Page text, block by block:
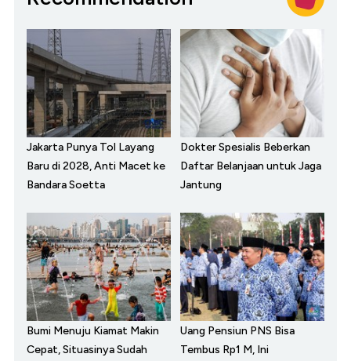
Jakarta Punya Tol Layang
Baru di 2028, Anti Macet ke
Bandara Soetta
Dokter Spesialis Beberkan
Daftar Belanjaan untuk Jaga
Jantung
Bumi Menuju Kiamat Makin
Cepat, Situasinya Sudah
Uang Pensiun PNS Bisa
Tembus Rp1 M, Ini